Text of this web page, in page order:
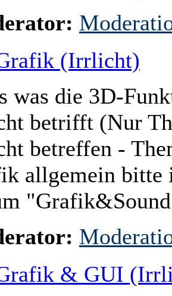
(Irrlicht)
was die 3D-
betrifft (Nur
betreffen -
allgemein bitte
& GUI